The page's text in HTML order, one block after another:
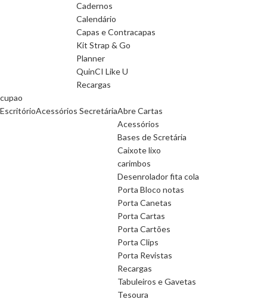
Cadernos
Calendário
Capas e Contracapas
Kit Strap & Go
Planner
QuinCI Like U
Recargas
cupao
EscritórioAcessórios SecretáriaAbre Cartas
Acessórios
Bases de Scretária
Caixote lixo
carimbos
Desenrolador fita cola
Porta Bloco notas
Porta Canetas
Porta Cartas
Porta Cartões
Porta Clips
Porta Revistas
Recargas
Tabuleiros e Gavetas
Tesoura